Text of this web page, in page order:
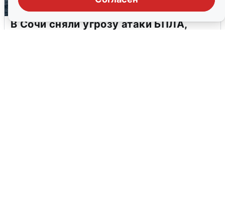
В Сочи сняли угрозу атаки БПЛА,